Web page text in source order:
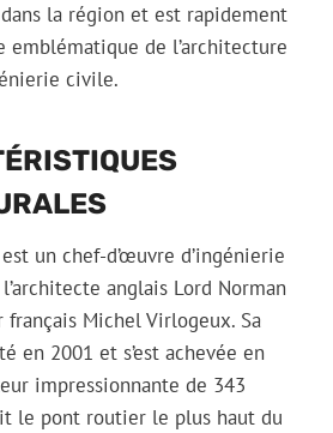
la région et est rapidement
emblématique de l’architecture
civile.
un chef-d’œuvre d’ingénierie
anglais Lord Norman
français Michel Virlogeux. Sa
en 2001 et s’est achevée en
impressionnante de 343
le pont routier le plus haut du